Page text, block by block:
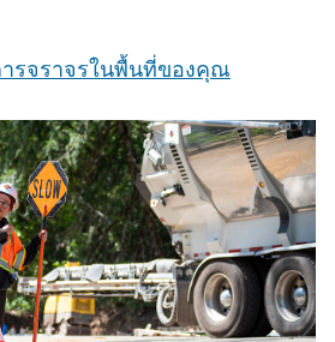
รจราจรในพื้นที่ของคุณ